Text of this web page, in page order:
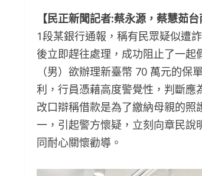
【民正新聞記者:蔡永源，蔡慧茹台
1段某銀行通報，稱有民眾疑似遭
後立即趕往處理，成功阻止了一
（男）欲辦理新臺幣 70 萬元的
利，行員憑藉高度警覺性，判斷
改口辯稱借款是為了繳納母親的
一，引起警方懷疑，立刻向章民
同耐心關懷勸導。